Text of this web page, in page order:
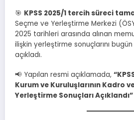
🎯 KPSS 2025/1 tercih süreci
Seçme ve Yerleştirme Merkezi
2025 tarihleri arasında alınan
ilişkin yerleştirme sonuçlarını bugün
açıkladı.
📢 Yapılan resmi açıklamada,
Kurum ve Kuruluşlarının Kadro
Yerleştirme Sonuçları Açıklandı”